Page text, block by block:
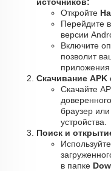
Откройте
Перейдите в
версии
Включите
позволит
приложения
Скачивание
Скачайте
браузер
устройства.
Поиск и
в папке